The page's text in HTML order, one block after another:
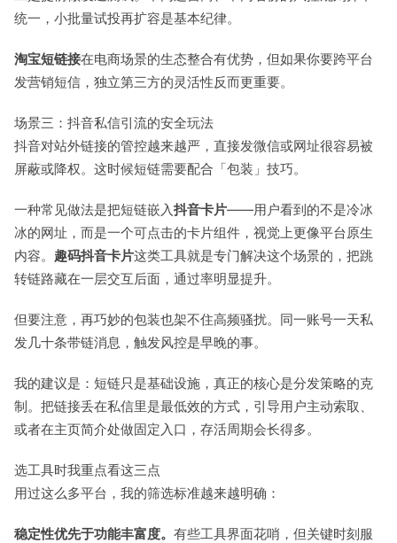
统一，小批量试投再扩容是基本纪律。
淘宝短链接在电商场景的生态整合有优势，但如果你要跨平台
发营销短信，独立第三方的灵活性反而更重要。
场景三：抖音私信引流的安全玩法
抖音对站外链接的管控越来越严，直接发微信或网址很容易被
屏蔽或降权。这时候短链需要配合「包装」技巧。
一种常见做法是把短链嵌入抖音卡片——用户看到的不是冷冰
冰的网址，而是一个可点击的卡片组件，视觉上更像平台原生
内容。 趣码抖音卡片这类工具就是专门解决这个场景的，把跳
转链路藏在一层交互后面，通过率明显提升。
但要注意，再巧妙的包装也架不住高频骚扰。同一账号一天私
发几十条带链消息，触发风控是早晚的事。
我的建议是：短链只是基础设施，真正的核心是分发策略的克
制。把链接丢在私信里是最低效的方式，引导用户主动索取、
或者在主页简介处做固定入口，存活周期会长得多。
选工具时我重点看这三点
用过这么多平台，我的筛选标准越来越明确：
稳定性优先于功能丰富度。 有些工具界面花哨，但关键时刻服